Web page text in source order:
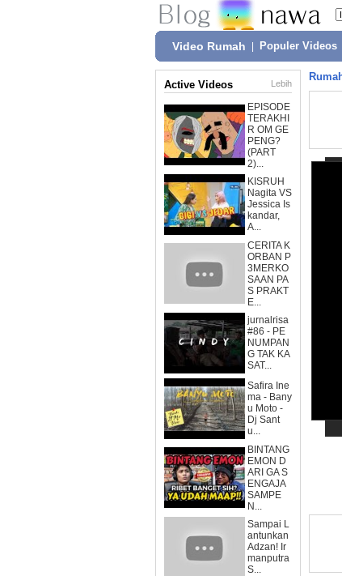
Video Rumah Populer Videos
Active Videos Lebih
EPISODE
TERAKHI
R OM GE
PENG?
(PART
2)...
KISRUH
Nagita VS
Jessica Is
kandar,
A...
CERITA K
ORBAN P
3MERKO
SAAN PA
S PRAKT
E...
jurnalrisa
#86 - PE
NUMPAN
G TAK KA
SAT...
Safira Ine
ma - Bany
u Moto -
Dj Sant
u...
BINTANG
EMON D
ARI GA S
ENGAJA
SAMPE
N...
Sampai L
antunkan
Adzan! Ir
manputra
S...